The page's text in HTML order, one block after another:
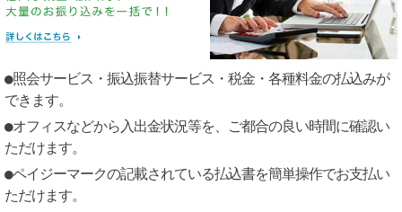
●照会サービス・振込振替サービス・税金・各種料金の払込みが
できます。
●オフィスなどから入出金状況等を、ご都合の良い時間に確認い
ただけます。
●ペイジーマークの記載されている払込書を簡単操作でお支払い
ただけます。